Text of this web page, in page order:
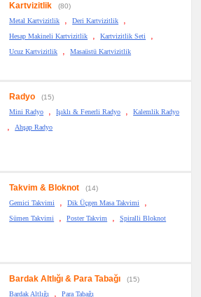
Kartvizitlik
(80)
Metal Kartvizitlik
, Deri Kartvizitlik ,
Hesap Makineli Kartvizitlik , Kartvizitlik Seti ,
Ucuz Kartvizitlik , Masaüstü Kartvizitlik
Radyo
(15)
Mini Radyo
, Işıklı & Fenerli Radyo , Kalemlik Radyo
, Ahşap Radyo
Takvim & Bloknot
(14)
Gemici Takvimi
, Dik Üçgen Masa Takvimi ,
Sümen Takvimi , Poster Takvim , Spiralli Bloknot
Bardak Altlığı & Para Tabağı
(15)
Bardak Altlığı
, Para Tabağı